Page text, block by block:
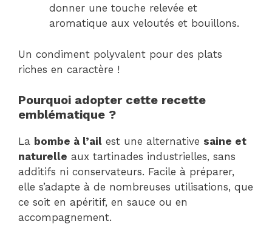
donner une touche relevée et
aromatique aux veloutés et bouillons.
Un condiment polyvalent pour des plats
riches en caractère !
Pourquoi adopter cette recette
emblématique ?
La bombe à l’ail est une alternative saine et
naturelle aux tartinades industrielles, sans
additifs ni conservateurs. Facile à préparer,
elle s’adapte à de nombreuses utilisations, que
ce soit en apéritif, en sauce ou en
accompagnement.